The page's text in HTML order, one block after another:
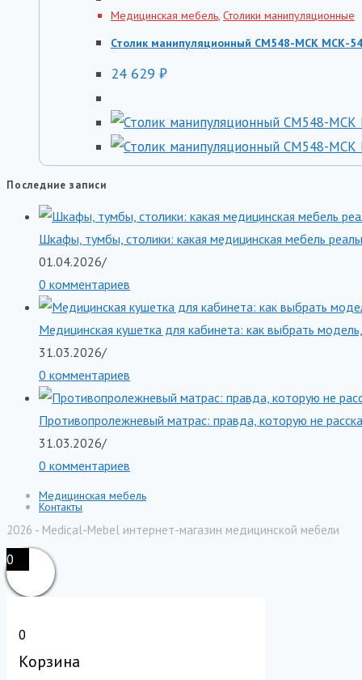
Медицинская мебель, Столики манипуляционные
Столик манипуляционный СМ548-МСК МСК-
24 629 ₽
Последние записи
Шкафы, тумбы, столики: какая медицинская мебель
01.04.2026/
0 комментариев
Медицинская кушетка для кабинета: как выбрать
31.03.2026/
0 комментариев
Противопролежневый матрас: правда, которую не
31.03.2026/
0 комментариев
Медицинская мебель
Контакты
2026 - Medical-Mebel интернет-магазин медицинской мебели
0
0
Корзина